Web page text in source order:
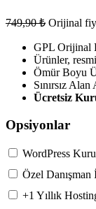
749,90₺ Orijinal
GPL Orijinal
Ürünler,
Ömür Boyu
Sınırsız
Ücretsiz
Opsiyonlar
WordPress
Özel
+1 Yıllık